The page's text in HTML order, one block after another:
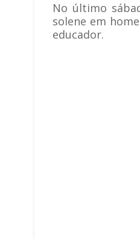
No último
solene em
educador.